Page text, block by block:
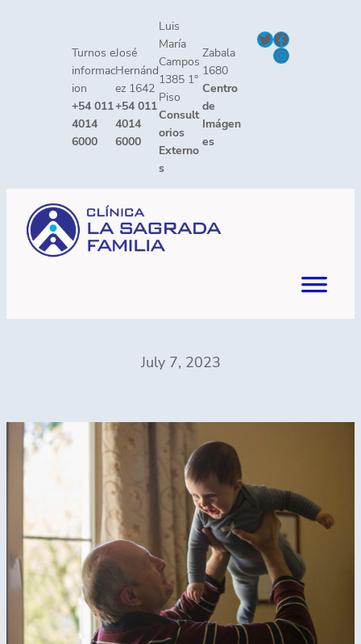
Turnos e
informac
ion
+54 011
4014
6000
José
Hernánd
ez 1642
+54 011
4014
6000
Luis
María
Campos
1385 1°
Piso
Consult
orios
Externo
s
Zabala
1680
Centro
de
Imágen
es
Twitter Facebook
Instagram
July 7, 2023